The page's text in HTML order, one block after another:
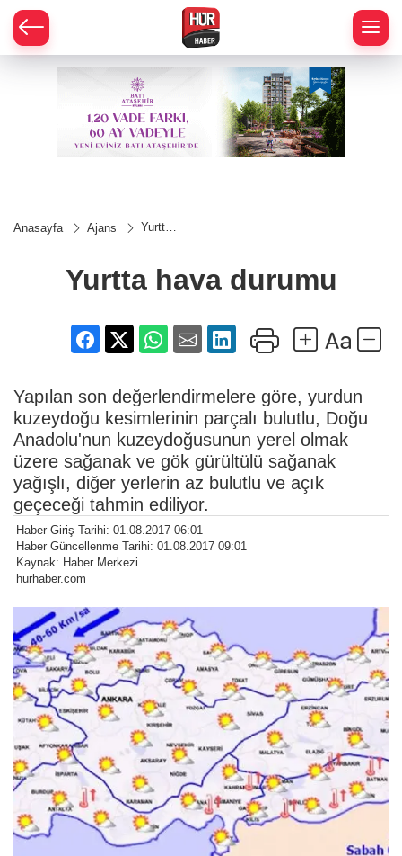
Anasayfa Ajans
Yurtta
Yurtta hava durumu
Yapılan son değerlendirmelere göre, yurdun
kuzeydoğu kesimlerinin parçalı bulutlu, Doğu
Anadolu'nun kuzeydoğusunun yerel olmak
üzere sağanak ve gök gürültülü sağanak
yağışlı, diğer yerlerin az bulutlu ve açık
geçeceği tahmin ediliyor.
Haber Giriş Tarihi: 01.08.2017 06:01
Haber Güncellenme Tarihi: 01.08.2017 09:01
Kaynak: Haber Merkezi
hurhaber.com